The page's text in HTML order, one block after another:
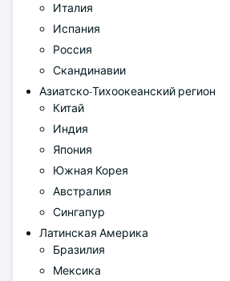
Италия
Испания
Россия
Скандинавии
Азиатско-Тихоокеанский регион
Китай
Индия
Япония
Южная Корея
Австралия
Сингапур
Латинская Америка
Бразилия
Мексика